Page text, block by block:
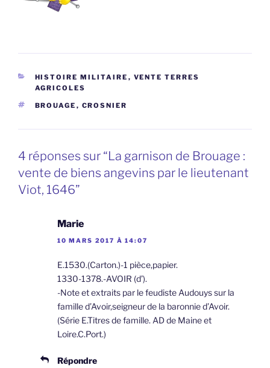
CATÉGORIES
HISTOIRE MILITAIRE , VENTE TERRES
AGRICOLES
ÉTIQUETTES
BROUAGE , CROSNIER
4 réponses sur “La garnison de Brouage :
vente de biens angevins par le lieutenant
Viot, 1646”
Marie
10 MARS 2017 À 14:07
E.1530.(Carton.)-1 pièce,papier.
1330-1378.-AVOIR (d’).
-Note et extraits par le feudiste Audouys sur la
famille d’Avoir,seigneur de la baronnie d’Avoir.
(Série E.Titres de famille. AD de Maine et
Loire.C.Port.)
Répondre